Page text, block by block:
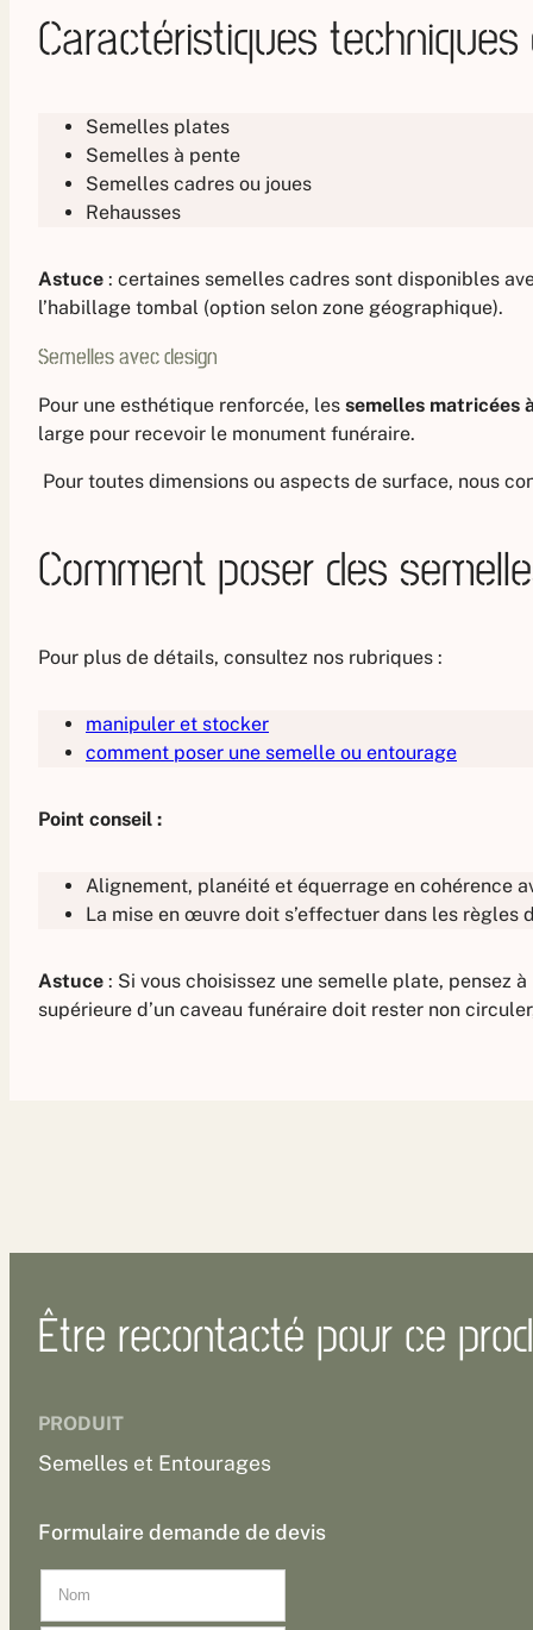
Caractéristiques
Semelles plates
Semelles à pente
Semelles cadres ou joues
Rehausses
Astuce : certaines semelles cadres sont disponibles
l’habillage tombal (option selon zone géographique).
Semelles avec design
Pour une esthétique renforcée, les semelles matricées
large pour recevoir le monument funéraire.
Pour toutes dimensions ou aspects de surface, nous
Comment poser des
Pour plus de détails, consultez nos rubriques :
manipuler et stocker
comment poser une semelle ou entourage
Point conseil :
Alignement, planéité et équerrage en cohérence
La mise en œuvre doit s’effectuer dans les
Astuce : Si vous choisissez une semelle plate, pensez
supérieure d’un caveau funéraire doit rester non
Être recontacté pour ce
PRODUIT
Semelles et Entourages
Formulaire demande de devis